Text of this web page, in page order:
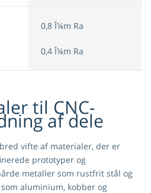
0,8 Î¼m Ra
0,4 Î¼m Ra
til CNC-
af dele
vifte af materialer, der er
prototyper og
metaller som rustfrit stål og
aluminium, kobber og